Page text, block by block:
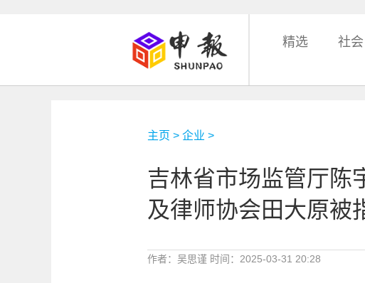
精选 社会
主页 > 企业 >
吉林省市场监管厅陈
及律师协会田大原被
作者：吴思谨 时间：2025-03-31 20:28